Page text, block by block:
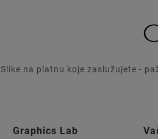
Slike na platnu koje zaslužujete -
Graphics Lab